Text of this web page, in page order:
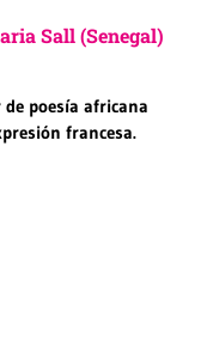
Sall (Senegal)
poesía africana
francesa.